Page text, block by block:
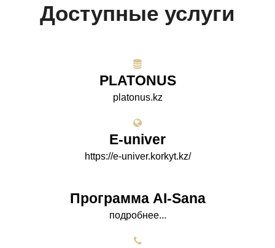
Доступные услуги
PLATONUS
platonus.kz
E-univer
https://e-univer.korkyt.kz/
Программа AI-Sana
подробнее...